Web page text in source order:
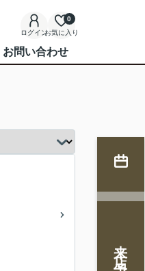
ログインお気に入り
0
お問い合わせ
来店予約